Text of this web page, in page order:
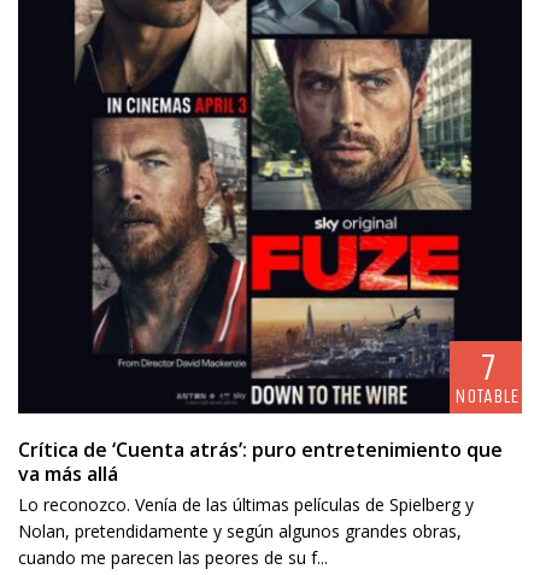
7
NOTABLE
Crítica de ‘Cuenta atrás’: puro entretenimiento que
va más allá
Lo reconozco. Venía de las últimas películas de Spielberg y
Nolan, pretendidamente y según algunos grandes obras,
cuando me parecen las peores de su f...